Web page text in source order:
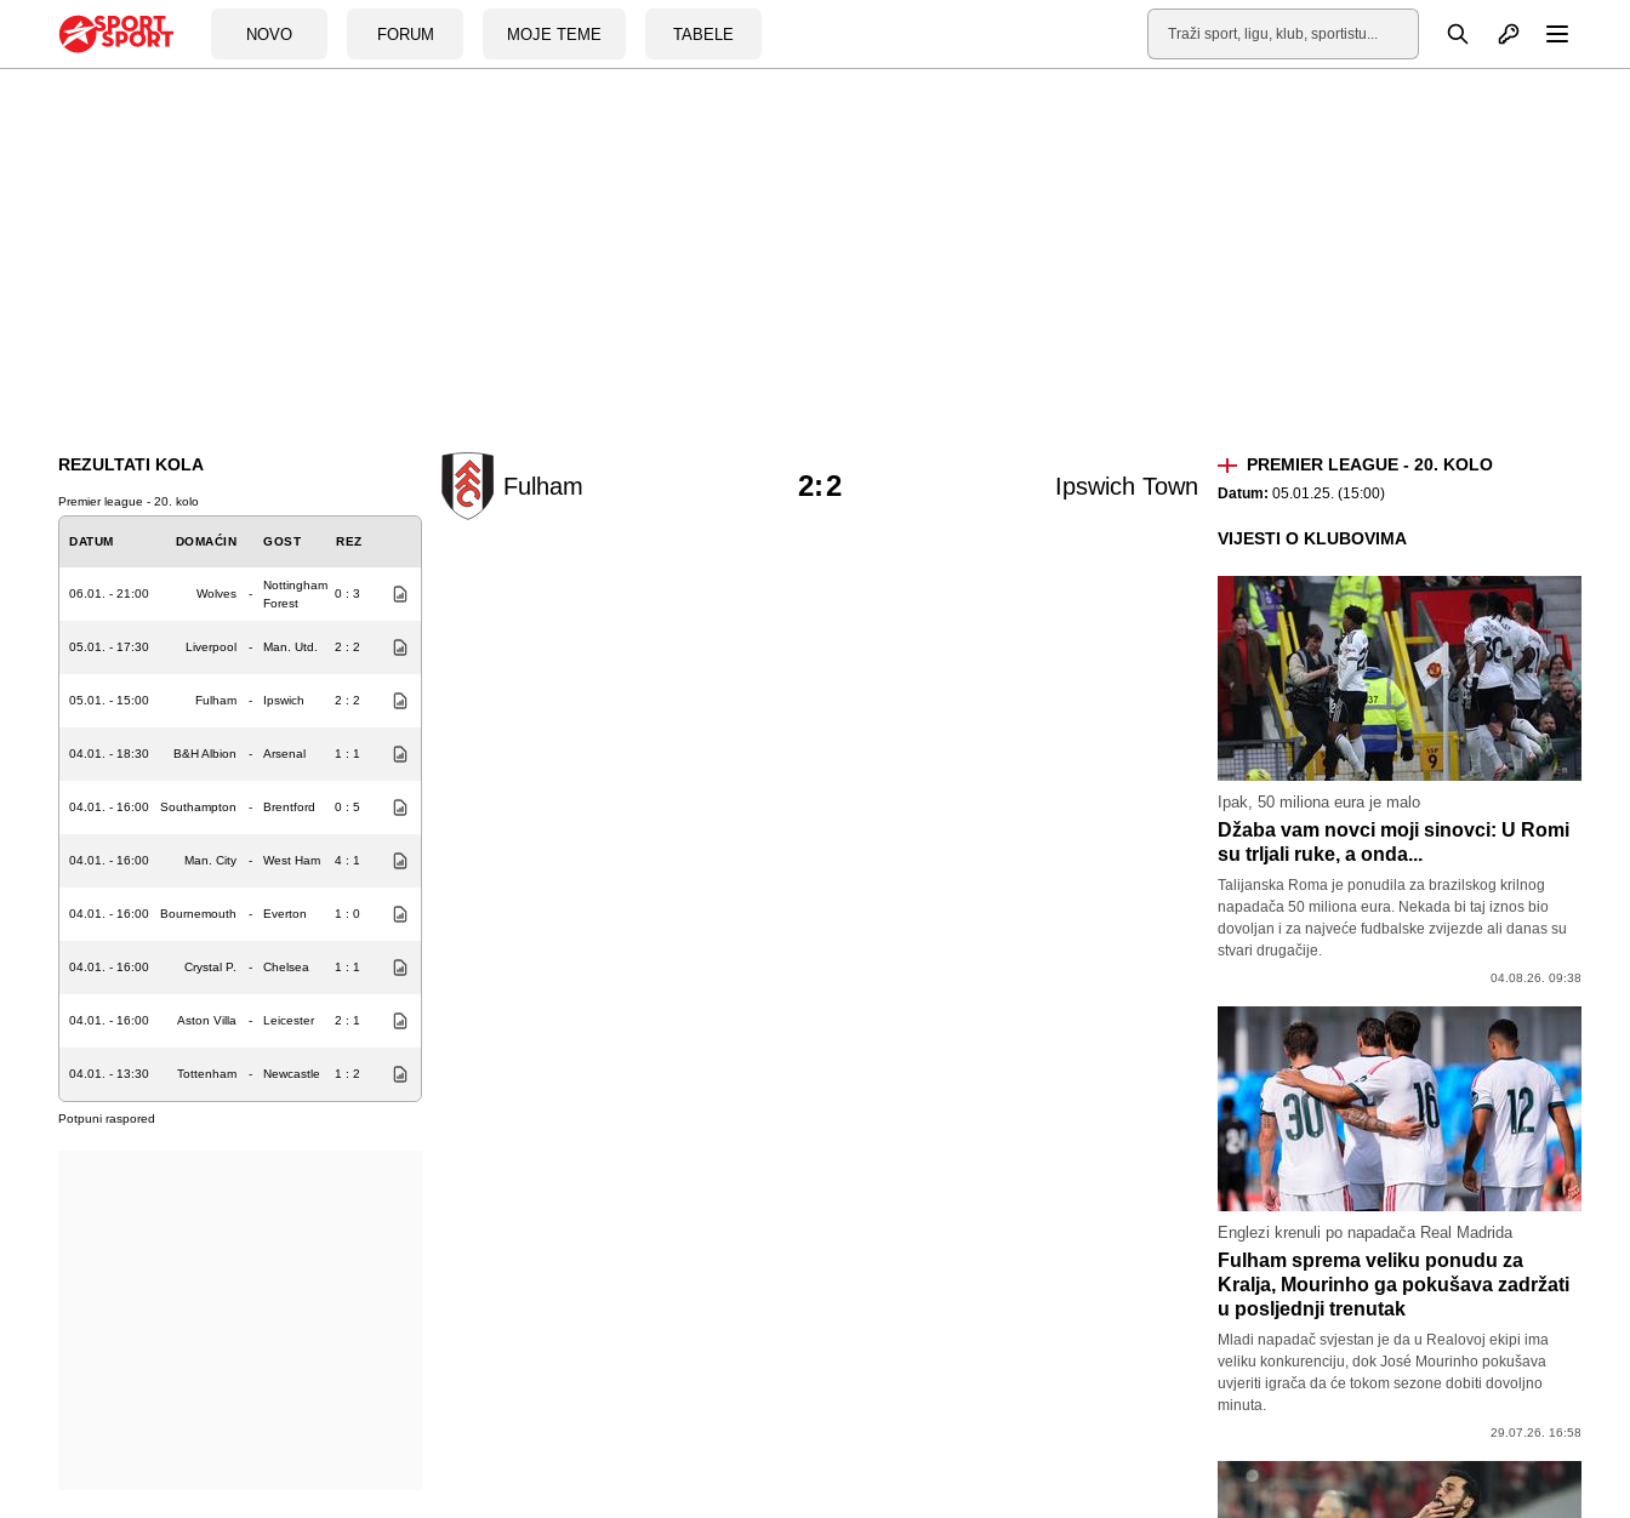
NOVO FORUM MOJE TEME TABELE
Pretraga Otvori profil
REZULTATI KOLA
Premier league - 20. kolo
DATUM DOMAĆIN GOST REZ
06.01. - 21:00 Wolves -
Nottingham
Forest
0 : 3
05.01. - 17:30 Liverpool - Man. Utd. 2 : 2
05.01. - 15:00 Fulham - Ipswich 2 : 2
04.01. - 18:30 B&H Albion - Arsenal 1 : 1
04.01. - 16:00 Southampton - Brentford 0 : 5
04.01. - 16:00 Man. City - West Ham 4 : 1
04.01. - 16:00 Bournemouth - Everton 1 : 0
04.01. - 16:00 Crystal P. - Chelsea 1 : 1
04.01. - 16:00 Aston Villa - Leicester 2 : 1
04.01. - 13:30 Tottenham - Newcastle 1 : 2
Potpuni raspored
Fulham Ipswich Town
2:2
PREMIER LEAGUE - 20. KOLO
Datum: 05.01.25. (15:00)
VIJESTI O KLUBOVIMA
Ipak, 50 miliona eura je malo
Džaba vam novci moji sinovci: U Romi
su trljali ruke, a onda...
Talijanska Roma je ponudila za brazilskog krilnog
napadača 50 miliona eura. Nekada bi taj iznos bio
dovoljan i za najveće fudbalske zvijezde ali danas su
stvari drugačije.
04.08.26. 09:38
Englezi krenuli po napadača Real Madrida
Fulham sprema veliku ponudu za
Kralja, Mourinho ga pokušava zadržati
u posljednji trenutak
Mladi napadač svjestan je da u Realovoj ekipi ima
veliku konkurenciju, dok José Mourinho pokušava
uvjeriti igrača da će tokom sezone dobiti dovoljno
minuta.
29.07.26. 16:58